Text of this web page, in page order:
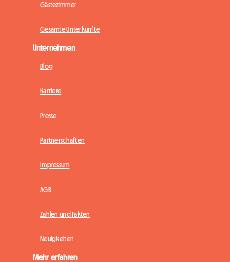
Gästezimmer
Gesamte Unterkünfte
Unternehmen
Blog
Karriere
Presse
Partnerschaften
Impressum
AGB
Zahlen und Fakten
Neuigkeiten
Mehr erfahren